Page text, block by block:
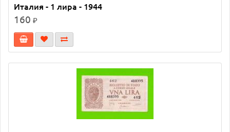
Италия - 1 лира - 1944
160 ₽